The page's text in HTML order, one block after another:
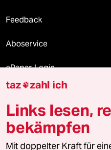
Feedback
Aboservice
ePaper Login
Downloads für Abonnierende
© 2026 taz Verlags und
Alle Rechte vorbehalten. Bei
taz zahl ich
Links lesen,
bekämpfen
Mit doppelter Kraft für